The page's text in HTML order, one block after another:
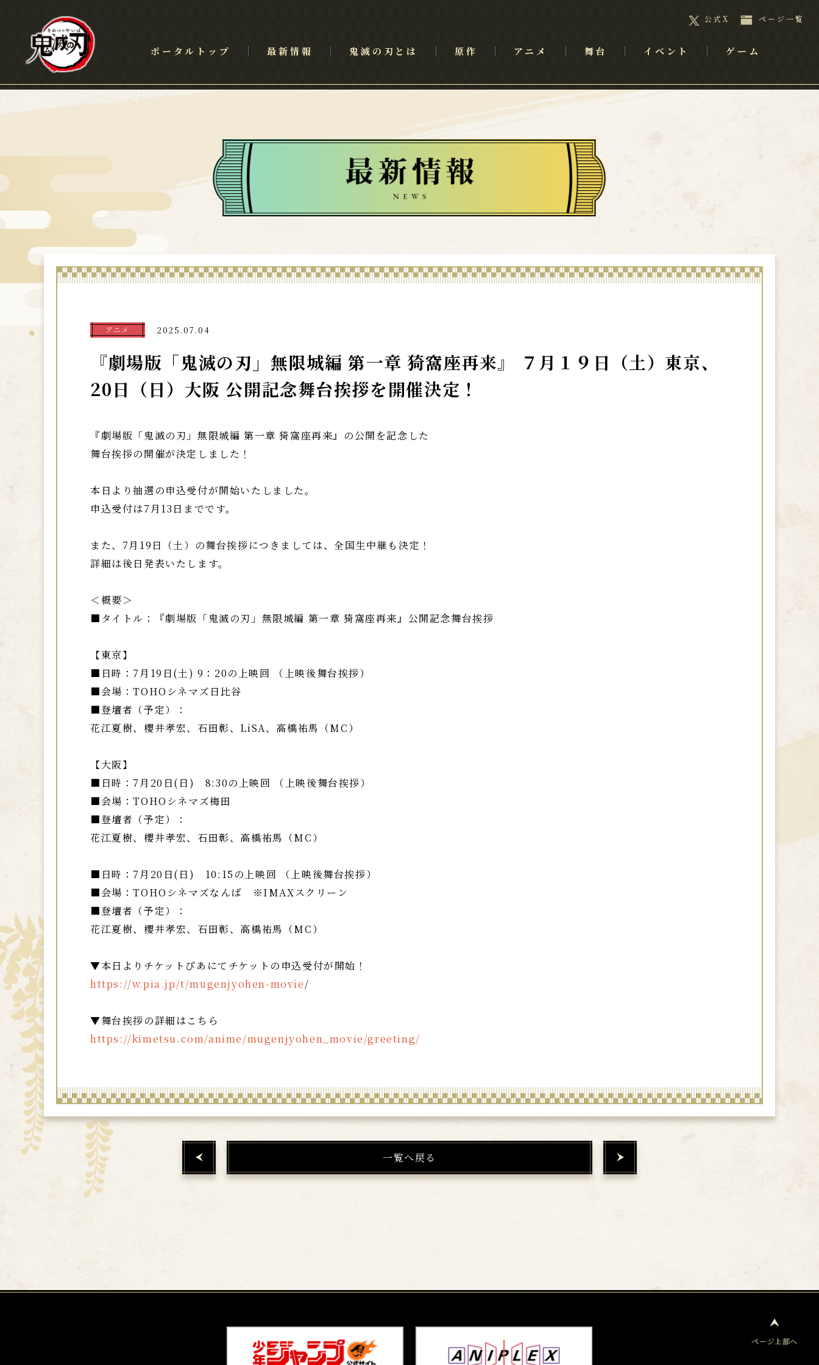
ポータルトップ 最新情報 鬼滅の刃とは 原作 アニメ 舞台 イベント ゲーム
公式X ページ一覧
アニメ 2025.07.04
『劇場版「鬼滅の刃」無限城編 第一章 猗窩座再来』 ７月１９日（土）東京、
20日（日）大阪 公開記念舞台挨拶を開催決定！
『劇場版「鬼滅の刃」無限城編 第一章 猗窩座再来』の公開を記念した
舞台挨拶の開催が決定しました！
本日より抽選の申込受付が開始いたしました。
申込受付は7月13日までです。
また、7月19日（土）の舞台挨拶につきましては、全国生中継も決定！
詳細は後日発表いたします。
＜概要＞
■タイトル：『劇場版「鬼滅の刃」無限城編 第一章 猗窩座再来』公開記念舞台挨拶
【東京】
■日時：7月19日(土) 9：20の上映回 （上映後舞台挨拶）
■会場：TOHOシネマズ日比谷
■登壇者（予定）：
花江夏樹、櫻井孝宏、石田彰、LiSA、高橋祐馬（MC）
【大阪】
■日時：7月20日(日) 8:30の上映回 （上映後舞台挨拶）
■会場：TOHOシネマズ梅田
■登壇者（予定）：
花江夏樹、櫻井孝宏、石田彰、高橋祐馬（MC）
■日時：7月20日(日) 10:15の上映回 （上映後舞台挨拶）
■会場：TOHOシネマズなんば ※IMAXスクリーン
■登壇者（予定）：
花江夏樹、櫻井孝宏、石田彰、高橋祐馬（MC）
▼本日よりチケットぴあにてチケットの申込受付が開始！
https://w.pia.jp/t/mugenjyohen-movie/
▼舞台挨拶の詳細はこちら
https://kimetsu.com/anime/mugenjyohen_movie/greeting/
一覧へ戻る
ページ上部へ